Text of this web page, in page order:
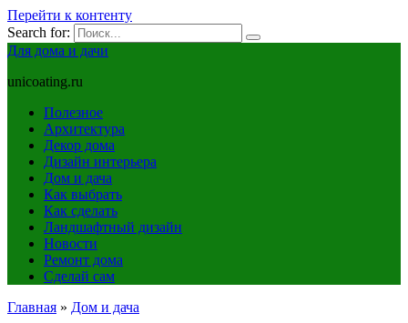
Перейти к контенту
Search for:
Для дома и дачи
unicoating.ru
Полезное
Архитектура
Декор дома
Дизайн интерьера
Дом и дача
Как выбрать
Как сделать
Ландшафтный дизайн
Новости
Ремонт дома
Сделай сам
Главная » Дом и дача